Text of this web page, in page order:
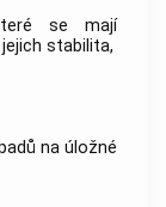
se mají
stabilita,
na úložné